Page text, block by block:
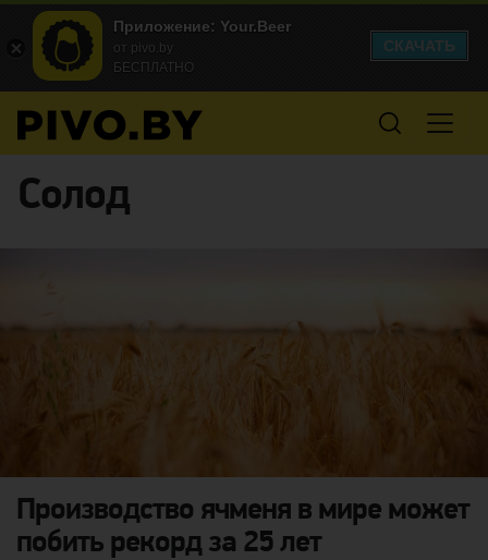
солод
Производство ячменя в мире может
побить рекорд за 25 лет
Приложение: Your.Beer
от pivo.by
БЕСПЛАТНО
СКАЧАТЬ